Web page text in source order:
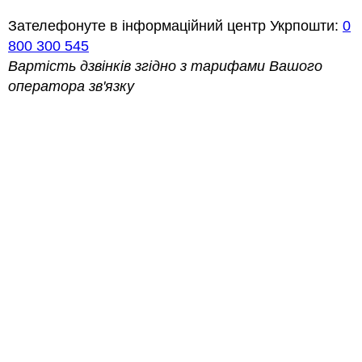
Зателефонуте в інформаційний центр Укрпошти: 0
800 300 545
Вартість дзвінків згідно з тарифами Вашого
оператора зв'язку